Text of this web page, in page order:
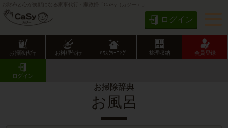
お財布と心が笑顔になる家事代行・家政婦「CaSy（カジー）」
ログイン
お掃除代行 お料理代行 ﾊｳｽｸﾘｰﾆﾝｸﾞ 整理収納 会員登録
ログイン
CaSy TOP
お掃除辞典
お風呂